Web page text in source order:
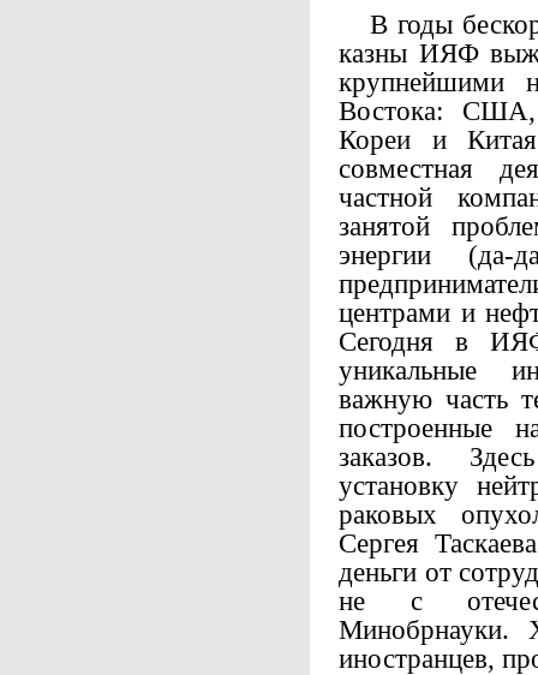
В годы
казны ИЯФ
крупнейшими
Востока:
Кореи и
совместная
частной
занятой
энергии (да-
центрами и
Сегодня в
уникальные
важную часть
построенные
заказов.
установку
раковых
Сергея
деньги от
не с
Минобрнауки.
иностранцев,